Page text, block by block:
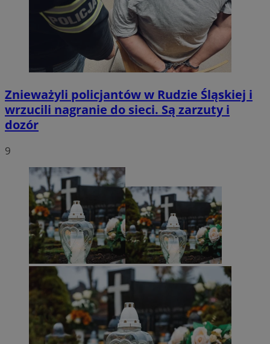
Znieważyli policjantów w Rudzie Śląskiej i
wrzucili nagranie do sieci. Są zarzuty i
dozór
9